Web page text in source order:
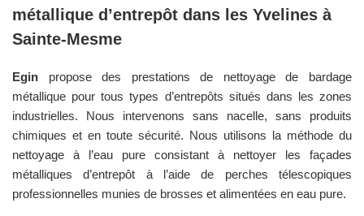
métallique d’entrepôt dans les Yvelines à
Sainte-Mesme
Egin propose des prestations de nettoyage de bardage
métallique pour tous types d’entrepôts situés dans les zones
industrielles. Nous intervenons sans nacelle, sans produits
chimiques et en toute sécurité. Nous utilisons la méthode du
nettoyage à l’eau pure consistant à nettoyer les façades
métalliques d’entrepôt à l’aide de perches télescopiques
professionnelles munies de brosses et alimentées en eau pure.